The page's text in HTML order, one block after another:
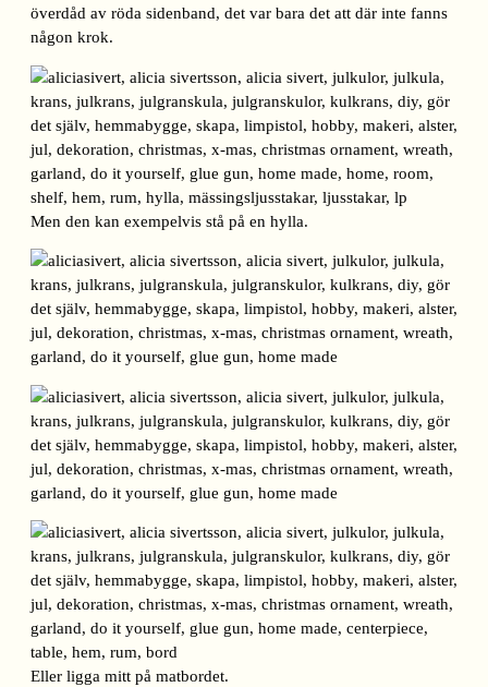
överdåd av röda sidenband, det var bara det att där inte fanns
någon krok.
Men den kan exempelvis stå på en hylla.
Eller ligga mitt på matbordet.